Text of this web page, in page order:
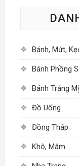
Bánh, Mứt,
Bánh Phồng
Bánh Tráng
Đồ Uống
Đồng Tháp
Khô, Mắm